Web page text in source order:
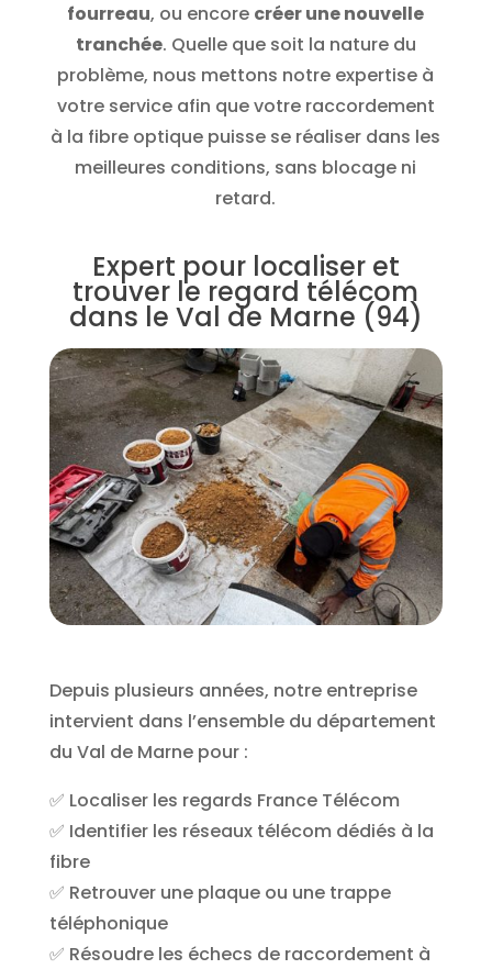
fourreau, ou encore créer une nouvelle
tranchée. Quelle que soit la nature du
problème, nous mettons notre expertise à
votre service afin que votre raccordement
à la fibre optique puisse se réaliser dans les
meilleures conditions, sans blocage ni
retard.
Expert pour localiser et
trouver le regard télécom
dans le Val de Marne (94)
Depuis plusieurs années, notre entreprise
intervient dans l’ensemble du département
du Val de Marne pour :
✅ Localiser les regards France Télécom
✅ Identifier les réseaux télécom dédiés à la
fibre
✅ Retrouver une plaque ou une trappe
téléphonique
✅ Résoudre les échecs de raccordement à